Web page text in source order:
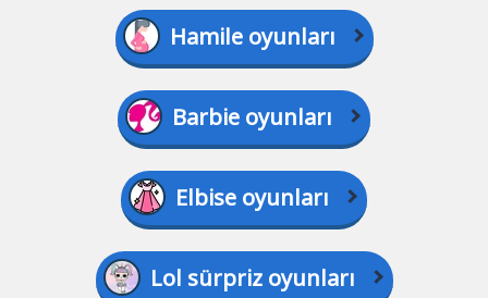
Hamile oyunları
Barbie oyunları
Elbise oyunları
Lol sürpriz oyunları